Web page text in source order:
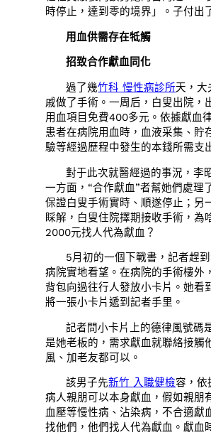
時停止，達到零的境界」。子付出
用血供需存在牴觸
招致合作獻血同化
過了幾竹科 慢性病診所天，大
戚做了手術。一周后，白叟出院，
用血項目免費400多元。依據獻血
患者在病院用血時，血液采集、貯
驗等經過歷程中發生的本錢所需支
對于此次就醫經過的事況，李
一方面，“合作獻血”者幫她們處理
保證白叟手術實時、順遂停止；另
睬解，白叟住院擇期接收手術，為
2000元找人代為獻血？
5月初的一個下戰書，記者趕
病院實地看望。在病院的手術樓外
背包向過往行人發放小卡片。她看
將一張小卡片遞到記者手里。
記者問小卡片上的德律風號碼
是她老板的，需求獻血就聯絡接觸
風、加老友都可以。
該男子先新竹 入職健檢容，依
病人親朋可以本身獻血，假如親朋
血壓等慢性病、沾染病，不合適獻
找他們，他們找人代為獻血。獻血